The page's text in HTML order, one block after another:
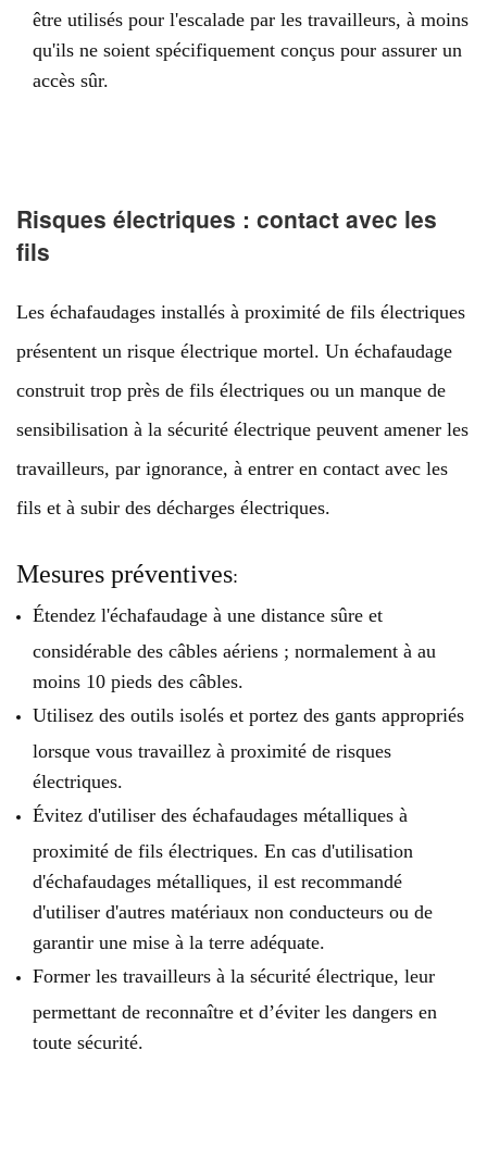
être utilisés pour l'escalade par les travailleurs, à moins
qu'ils ne soient spécifiquement conçus pour assurer un
accès sûr.
Risques électriques : contact avec les
fils
Les échafaudages installés à proximité de fils électriques
présentent un risque électrique mortel. Un échafaudage
construit trop près de fils électriques ou un manque de
sensibilisation à la sécurité électrique peuvent amener les
travailleurs, par ignorance, à entrer en contact avec les
fils et à subir des décharges électriques.
Mesures préventives:
Étendez l'échafaudage à une distance sûre et
considérable des câbles aériens ; normalement à au
moins 10 pieds des câbles.
Utilisez des outils isolés et portez des gants appropriés
lorsque vous travaillez à proximité de risques
électriques.
Évitez d'utiliser des échafaudages métalliques à
proximité de fils électriques. En cas d'utilisation
d'échafaudages métalliques, il est recommandé
d'utiliser d'autres matériaux non conducteurs ou de
garantir une mise à la terre adéquate.
Former les travailleurs à la sécurité électrique, leur
permettant de reconnaître et d’éviter les dangers en
toute sécurité.